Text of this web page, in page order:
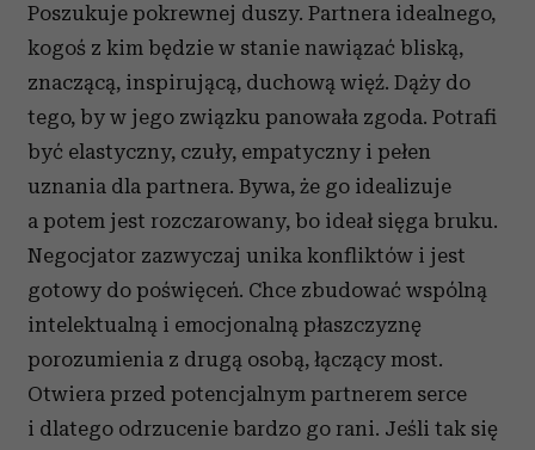
społecznościowym, reklamowym i analitycznym.
Partnerzy mogą połączyć te informacje z innymi danymi
otrzymanymi od Ciebie lub uzyskanymi podczas
korzystania z ich usług.
Poszukuje pokrewnej duszy. Partnera idealnego,
kogoś z kim będzie w stanie nawiązać bliską,
znaczącą, inspirującą, duchową więź. Dąży do
tego, by w jego związku panowała zgoda. Potrafi
być elastyczny, czuły, empatyczny i pełen
uznania dla partnera. Bywa, że go idealizuje
a potem jest rozczarowany, bo ideał sięga bruku.
Negocjator zazwyczaj unika konfliktów i jest
gotowy do poświęceń. Chce zbudować wspólną
intelektualną i emocjonalną płaszczyznę
porozumienia z drugą osobą, łączący most.
Otwiera przed potencjalnym partnerem serce
i dlatego odrzucenie bardzo go rani. Jeśli tak się